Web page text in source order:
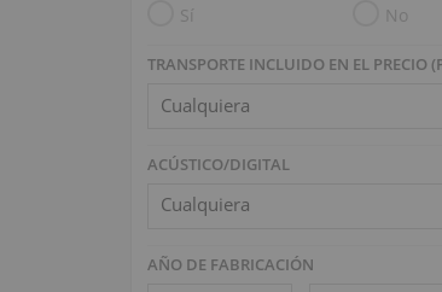
Sí No
TRANSPORTE INCLUIDO EN EL PRECIO
ACÚSTICO/DIGITAL
AÑO DE FABRICACIÓN